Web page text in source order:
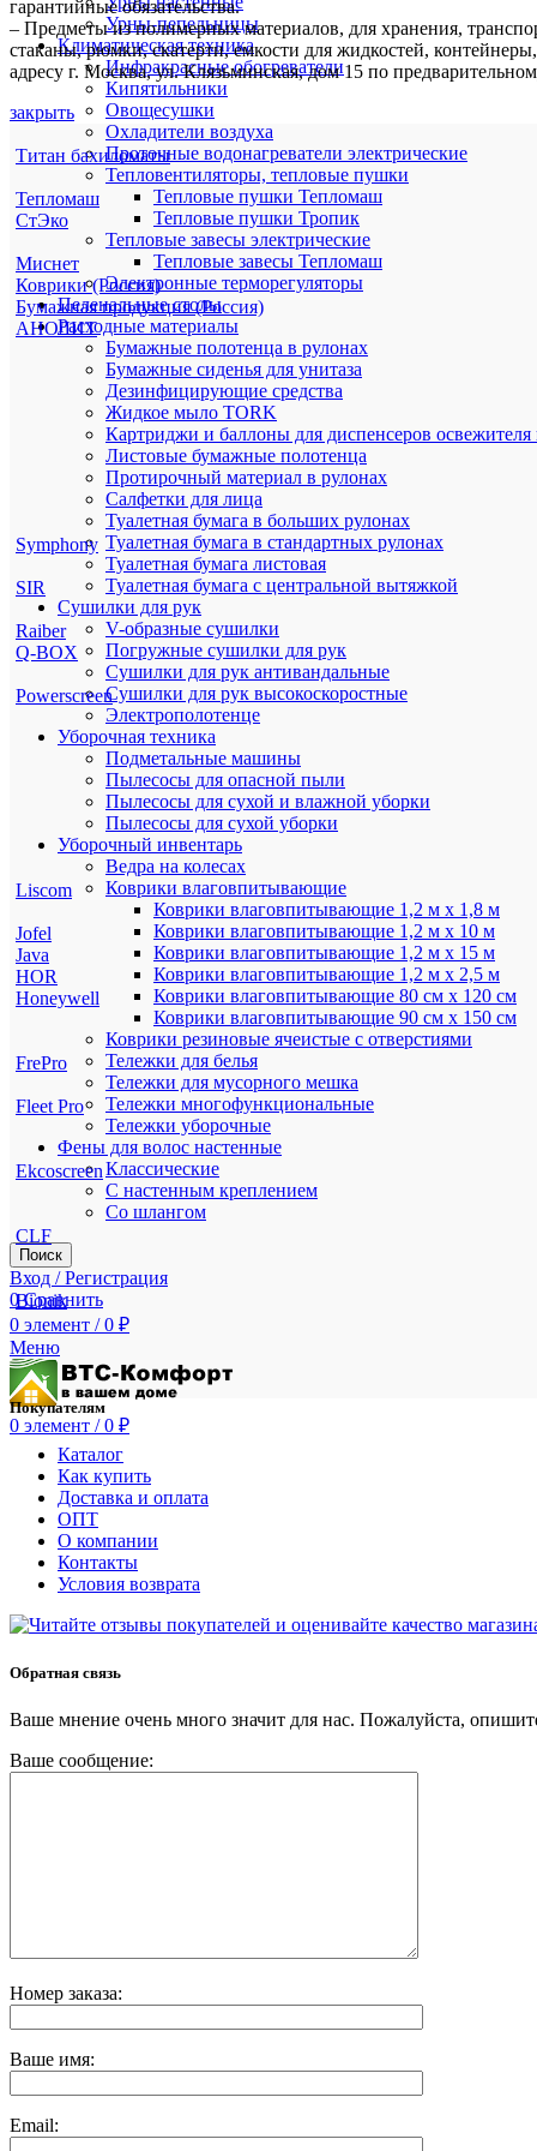
Урны-пепельницы
Климатическая техника
Инфракрасные обогреватели
Кипятильники
Овощесушки
Охладители воздуха
Проточные водонагреватели электрические
Тепловентиляторы, тепловые пушки
Тепловые пушки Тепломаш
Тепловые пушки Тропик
Тепловые завесы электрические
Тепловые завесы Тепломаш
Электронные терморегуляторы
Пеленальные столы
Расходные материалы
Бумажные полотенца в рулонах
Бумажные сиденья для унитаза
Дезинфицирующие средства
Жидкое мыло TORK
Картриджи и баллоны для диспенсеров освежителя
Листовые бумажные полотенца
Протирочный материал в рулонах
Салфетки для лица
Туалетная бумага в больших рулонах
Туалетная бумага в стандартных рулонах
Туалетная бумага листовая
Туалетная бумага с центральной вытяжкой
Сушилки для рук
V-образные сушилки
Погружные сушилки для рук
Сушилки для рук антивандальные
Сушилки для рук высокоскоростные
Электрополотенце
Уборочная техника
Подметальные машины
Пылесосы для опасной пыли
Пылесосы для сухой и влажной уборки
Пылесосы для сухой уборки
Уборочный инвентарь
Ведра на колесах
Коврики влаговпитывающие
Коврики влаговпитывающие 1,2 м х 1,8 м
Коврики влаговпитывающие 1,2 м х 10 м
Коврики влаговпитывающие 1,2 м х 15 м
Коврики влаговпитывающие 1,2 м х 2,5 м
Коврики влаговпитывающие 80 см х 120 см
Коврики влаговпитывающие 90 см х 150 см
Коврики резиновые ячеистые с отверстиями
Тележки для белья
Тележки для мусорного мешка
Тележки многофункциональные
Тележки уборочные
Фены для волос настенные
Классические
С настенным креплением
Со шлангом
Поиск
Вход / Регистрация
0 Сравнить
0 элемент / 0 ₽
Меню
0 элемент / 0 ₽
гарантийные обязательства.
– Предметы из полимерных материалов, для хранения,
стаканы, рюмки, скатерти, емкости для жидкостей,
адресу г. Москва, ул. Клязьминская, дом 15 по
закрыть
Титан бахиломаты
Тепломаш
СтЭко
Миснет
Коврики (Россия)
Бумажная продукция (Россия)
АНОЛИТ
Symphony
SIR
Raiber
Q-BOX
Powerscreen
Liscom
Jofel
Java
HOR
Honeywell
FrePro
Fleet Pro
Ekcoscreen
CLF
Bionik
Покупателям
Каталог
Как купить
Доставка и оплата
ОПТ
О компании
Контакты
Условия возврата
Обратная связь
Ваше мнение очень много значит для нас. Пожалуйста,
Ваше сообщение:
Номер заказа:
Ваше имя:
Email: